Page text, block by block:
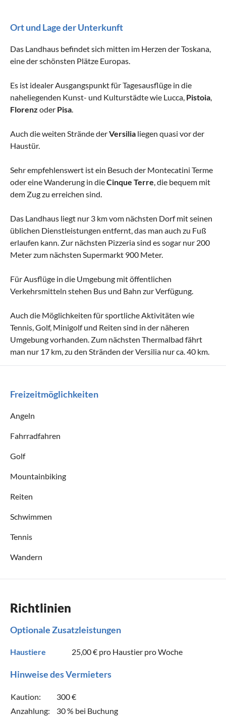
Ort und Lage der Unterkunft
Das Landhaus befindet sich mitten im Herzen der Toskana,
eine der schönsten Plätze Europas.
Es ist idealer Ausgangspunkt für Tagesausflüge in die
naheliegenden Kunst- und Kulturstädte wie Lucca, Pistoia
Florenz oder Pisa
Auch die weiten Strände derVersilia liegen quasi vor der
Haustür.
Sehr empfehlenswert ist ein Besuch der Montecatini Terme
oder eine Wanderung in dieCinque Terre , die bequem mit
dem Zug zu erreichen sind.
Das Landhaus liegt nur 3 km vom nächsten Dorf mit seinen
üblichen Dienstleistungen entfernt, das man auch zu Fuß
erlaufen kann. Zur nächsten Pizzeria sind es sogar nur 200
Meter zum nächsten Supermarkt 900 Meter.
Für Ausflüge in die Umgebung mit öffentlichen
Verkehrsmitteln stehen Bus und Bahn zur Verfügung.
Auch die Möglichkeiten für sportliche Aktivitäten wie
Tennis, Golf, Minigolf und Reiten sind in der näheren
Umgebung vorhanden. Zum nächsten Thermalbad fährt
man nur 17 km, zu den Stränden der Versilia nur ca. 40 km.
Freizeitmöglichkeiten
Angeln
Fahrradfahren
Golf
Mountainbiking
Reiten
Schwimmen
Tennis
Wandern
Richtlinien
Optionale Zusatzleistungen
Haustiere 25,00 € pro Haustier pro Woche
Hinweise des Vermieters
Kaution:
300 €
Anzahlung:
30 % bei Buchung